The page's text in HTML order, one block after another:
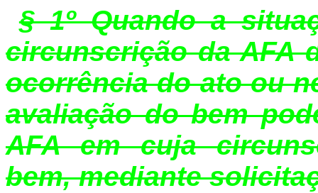
§ 1º Quando a
circunscrição da AFA
ocorrência do ato ou
avaliação do bem
AFA em cuja
bem, mediante